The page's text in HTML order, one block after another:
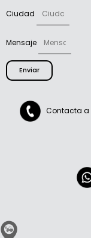
Ciudad
Mensaje
Enviar
Contacta a